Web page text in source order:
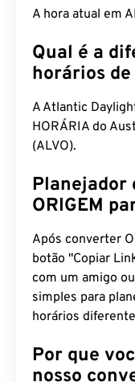
pm
horários de
A Atlantic
(ALVO).
ORIGEM
Após converter
botão "Copiar
com um amigo
horários